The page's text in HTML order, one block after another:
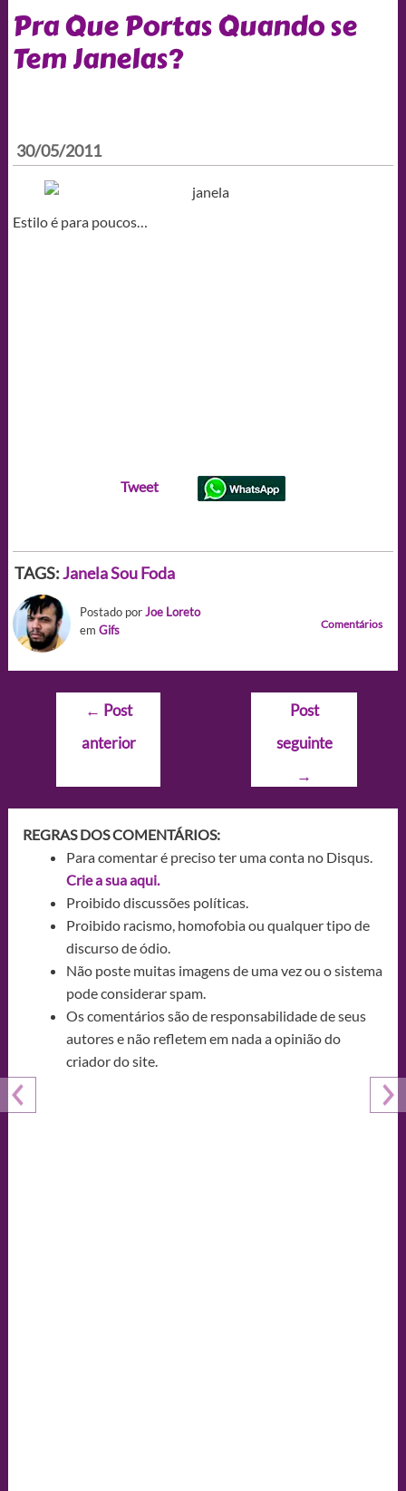
Pra Que Portas Quando se
Tem Janelas?
30/05/2011
Estilo é para poucos…
Tweet
TAGS:JanelaSou Foda
Postado porJoe Loreto
em Gifs Comentários
Navegação
Post
← Post
anterior
Post
seguinte
→
REGRAS DOS COMENTÁRIOS:
Para comentar é preciso ter uma conta no Disqus.
Crie a sua aqui.
Proibido discussões políticas.
Proibido racismo, homofobia ou qualquer tipo de
discurso de ódio.
Não poste muitas imagens de uma vez ou o sistema
pode considerar spam.
Os comentários são de responsabilidade de seus
autores e não refletem em nada a opinião do
criador do site.